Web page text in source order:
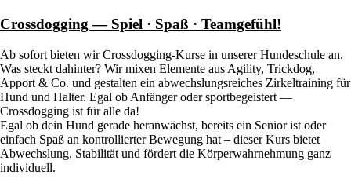
Crossdogging — Spiel · Spaß · Teamgefühl!
Ab sofort bieten wir Crossdogging-Kurse in unserer Hundeschule an.
Was steckt dahinter? Wir mixen Elemente aus Agility, Trickdog,
Apport & Co. und gestalten ein abwechslungsreiches Zirkeltraining für
Hund und Halter. Egal ob Anfänger oder sportbegeistert —
Crossdogging ist für alle da!
Egal ob dein Hund gerade heranwächst, bereits ein Senior ist oder
einfach Spaß an kontrollierter Bewegung hat – dieser Kurs bietet
Abwechslung, Stabilität und fördert die Körperwahrnehmung ganz
individuell.